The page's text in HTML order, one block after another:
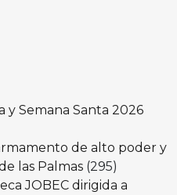
y Semana Santa 2026
de alto poder y
las Palmas (295)
JOBEC dirigida a